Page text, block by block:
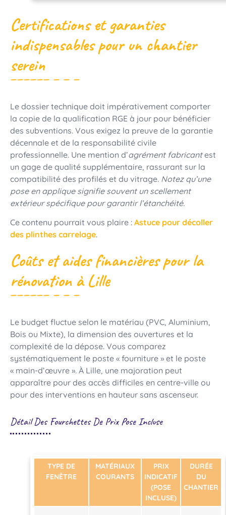
Certifications et garanties
indispensables pour un chantier
serein
Le dossier technique doit impérativement comporter
la copie de la qualification RGE à jour pour bénéficier
des subventions. Vous exigez la preuve de la garantie
décennale et de la responsabilité civile
professionnelle. Une mention d’agrément fabricantest
un gage de qualité supplémentaire, rassurant sur la
compatibilité des profilés et du vitrage. Notez qu’une
pose en applique signifie souvent un scellement
extérieur spécifique pour garantir l’étanchéité.
Ce contenu pourrait vous plaire : Astuce pour décoller
des plinthes carrelage.
Coûts et aides financières pour la
rénovation à Lille
Le budget fluctue selon le matériau (PVC, Aluminium,
Bois ou Mixte), la dimension des ouvertures et la
complexité de la dépose. Vous comparez
systématiquement le poste « fourniture » et le poste
« main-d’œuvre ». À Lille, une majoration peut
apparaître pour des accès difficiles en centre-ville ou
pour des interventions en hauteur sans ascenseur.
Détail Des Fourchettes De Prix Pose Incluse
TYPE DE
FENÊTRE
MATÉRIAUX
COURANTS
PRIX
INDICATIF
(POSE
INCLUSE)
DURÉE
DU
CHANTIER